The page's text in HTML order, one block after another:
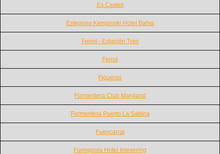
Es Castell
Estepona Kempinski Hotel Bahia
Ferrol - Estación Tren
Ferrol
Figueras
Formentera Club Maryland
Formentera Puerto La Sabina
Fuencarral
Fuengirola Hotel Inlevering